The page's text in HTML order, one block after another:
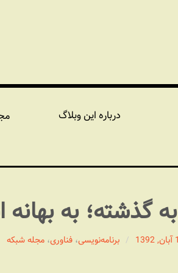
درباره این وبلاگ
گذشته؛ به بهانه
برنامه‏‌نویسی، فناوری، مجله شبکه